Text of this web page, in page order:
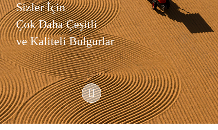
Sizler İçin
Çok Daha Çeşitli
ve Kaliteli Bulgurlar